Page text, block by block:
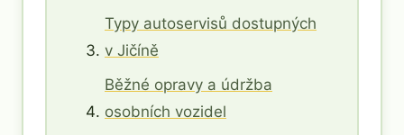
Typy autoservisů dostupných
v Jičíně
Běžné opravy a údržba
osobních vozidel